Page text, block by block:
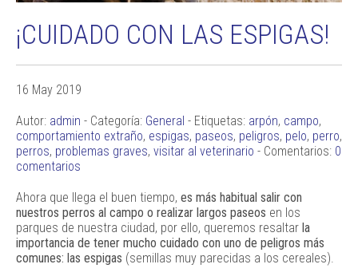
¡CUIDADO CON LAS ESPIGAS!
16 May 2019
Autor: admin - Categoría: General - Etiquetas: arpón, campo,
comportamiento extraño, espigas, paseos, peligros, pelo, perro,
perros, problemas graves, visitar al veterinario - Comentarios: 0
comentarios
Ahora que llega el buen tiempo, es más habitual salir con
nuestros perros al campo o realizar largos paseos en los
parques de nuestra ciudad, por ello, queremos resaltar la
importancia de tener mucho cuidado con uno de peligros más
comunes: las espigas (semillas muy parecidas a los cereales).